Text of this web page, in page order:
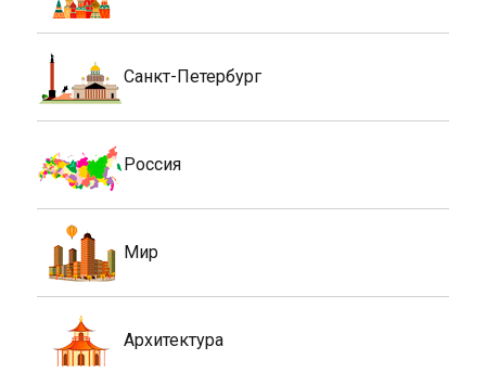
Санкт-Петербург
Россия
Мир
Архитектура